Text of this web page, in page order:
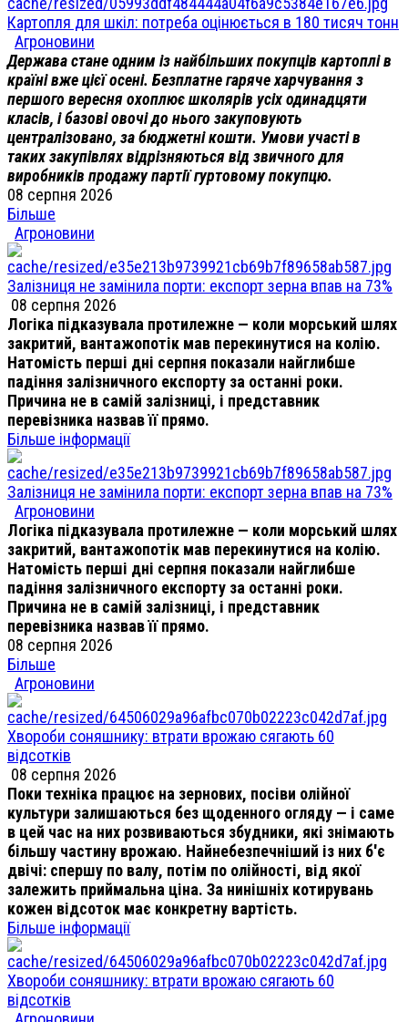
Картопля для шкіл: потреба оцінюється в 180 тисяч тонн
Агроновини
Держава стане одним із найбільших покупців картоплі в
країні вже цієї осені. Безплатне гаряче харчування з
першого вересня охоплює школярів усіх одинадцяти
класів, і базові овочі до нього закуповують
централізовано, за бюджетні кошти. Умови участі в
таких закупівлях відрізняються від звичного для
виробників продажу партії гуртовому покупцю.
08 серпня 2026
Більше
Агроновини
Залізниця не замінила порти: експорт зерна впав на 73%
08 серпня 2026
Логіка підказувала протилежне — коли морський шлях
закритий, вантажопотік мав перекинутися на колію.
Натомість перші дні серпня показали найглибше
падіння залізничного експорту за останні роки.
Причина не в самій залізниці, і представник
перевізника назвав її прямо.
Більше інформації
Залізниця не замінила порти: експорт зерна впав на 73%
Агроновини
Логіка підказувала протилежне — коли морський шлях
закритий, вантажопотік мав перекинутися на колію.
Натомість перші дні серпня показали найглибше
падіння залізничного експорту за останні роки.
Причина не в самій залізниці, і представник
перевізника назвав її прямо.
08 серпня 2026
Більше
Агроновини
Хвороби соняшнику: втрати врожаю сягають 60
відсотків
08 серпня 2026
Поки техніка працює на зернових, посіви олійної
культури залишаються без щоденного огляду — і саме
в цей час на них розвиваються збудники, які знімають
більшу частину врожаю. Найнебезпечніший із них б'є
двічі: спершу по валу, потім по олійності, від якої
залежить приймальна ціна. За нинішніх котирувань
кожен відсоток має конкретну вартість.
Більше інформації
Хвороби соняшнику: втрати врожаю сягають 60
відсотків